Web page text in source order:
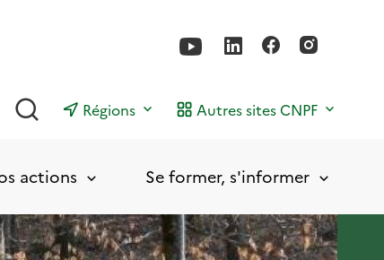
Rechercher
Régions Autres sites CNPF
actions Se former, s'informer